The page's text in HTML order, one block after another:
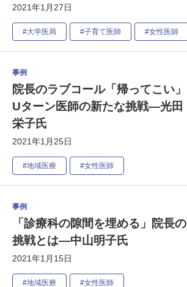
2021年1月27日
#大学医局 #子育て医師 #女性医師
事例
院長のラブコール「帰ってこい」
Uターン医師の新たな挑戦―光田
栄子氏
2021年1月25日
#地域医療 #女性医師
事例
「診療科の隙間を埋める」院長の
挑戦とは―中山明子氏
2021年1月15日
#地域医療 #女性医師